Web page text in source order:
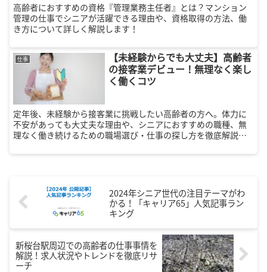
高齢者におすすめの資格『管理業務主任者』とは？マンション
管理の仕事でシニアが活躍できる理由や、資格取得の方法、働
き方について詳しく解説します！
仕事
【未経験からでも大丈夫】高齢者
の接客業デビュー！無理なく楽し
く働くコツ
定年後、未経験から接客業に挑戦したい高齢者の方へ。体力に
不安があっても大丈夫な理由や、シニアにおすすめの職種、無
理なく働き続けるための職場選び・仕事の探し方を徹底解説し
キイキと充実した毎日を送りませんか？
2024年シニア世代の注目テーマがわ
かる！「キャリア65」人気記事ラン
キング
新桜台駅周辺での高齢者の仕事事情を
解説！求人状況やトレンドを徹底リサ
ーチ